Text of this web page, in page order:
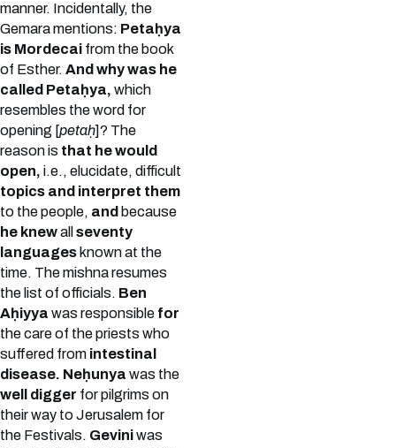
manner. Incidentally, the
Gemara mentions: Petaḥya
is Mordecai from the book
of Esther. And why was he
called Petaḥya, which
resembles the word for
opening [petaḥ]? The
reason is that he would
open, i.e., elucidate, difficult
topics and interpret them
to the people, and because
he knewall seventy
languages known at the
time. The mishna resumes
the list of officials. Ben
Aḥiyya was responsible for
the care of the priests who
suffered from intestinal
disease. Neḥunya was the
well digger for pilgrims on
their way to Jerusalem for
the Festivals. Geviniwas